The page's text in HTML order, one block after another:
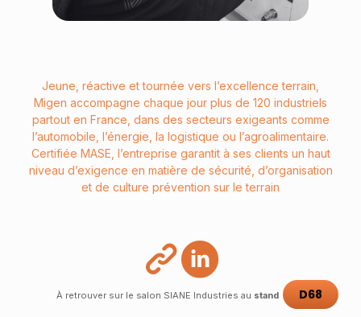
Jeune, réactive et tournée vers l’excellence terrain,
Migen accompagne chaque jour plus de 120 industriels
partout en France, dans des secteurs exigeants comme
l’automobile, l’énergie, la logistique ou l’agroalimentaire.
Certifiée MASE, l’entreprise garantit à ses clients un haut
niveau d’exigence en matière de sécurité, d’organisation
et de culture prévention sur le terrain
À retrouver sur le salon SIANE Industries au stand D68